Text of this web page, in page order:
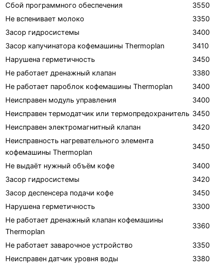
Сбой программного обеспечения
3550
Не вспенивает молоко
3350
Засор гидросистемы
3400
Засор капучинатора кофемашины Thermoplan
3410
Нарушена герметичность
3450
Не работает дренажный клапан
3380
Не работает пароблок кофемашины Thermoplan
3400
Неисправен модуль управления
3400
Неисправен термодатчик или термопредохранитель 3450
Неисправен электромагнитный клапан
3420
Неисправность нагревательного элемента
кофемашины Thermoplan
3450
Не выдаёт нужный объём кофе
3400
Засор гидросистемы
3420
Засор деспенсера подачи кофе
3450
Нарушена герметичность
3300
Не работает дренажный клапан кофемашины
Thermoplan
3360
Не работает заварочное устройство
3350
Неисправен датчик уровня воды
3380